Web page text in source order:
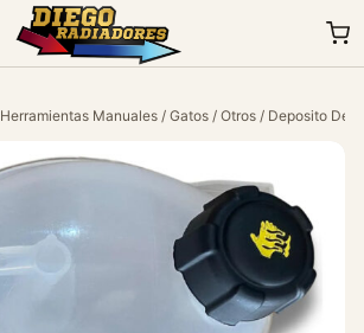
Herramientas Manuales / Gatos / Otros / Deposito De